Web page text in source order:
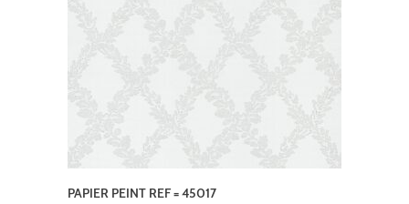
PAPIER PEINT REF = 45017